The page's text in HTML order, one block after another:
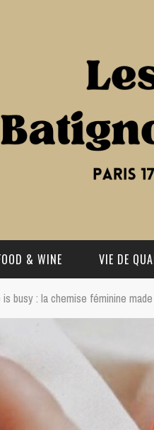
& WINE VIE DE
CULTURE
LOISIRS
FAMILLE
is busy : la chemise féminine